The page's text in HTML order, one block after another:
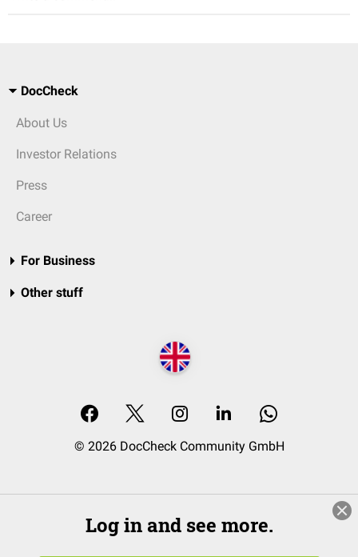
DocCheck
About Us
Investor Relations
Press
Career
For Business
Other stuff
© 2026 DocCheck Community GmbH
Log in and see more.